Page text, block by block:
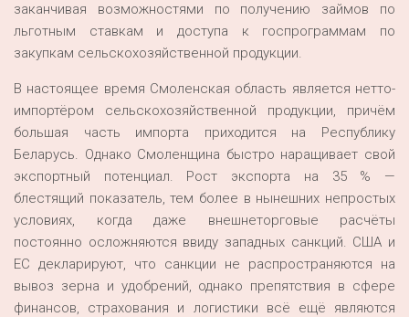
заканчивая возможностями по получению займов по
льготным ставкам и доступа к госпрограммам по
закупкам сельскохозяйственной продукции.
В настоящее время Смоленская область является нетто-
импортёром сельскохозяйственной продукции, причём
большая часть импорта приходится на Республику
Беларусь. Однако Смоленщина быстро наращивает свой
экспортный потенциал. Рост экспорта на 35 % —
блестящий показатель, тем более в нынешних непростых
условиях, когда даже внешнеторговые расчёты
постоянно осложняются ввиду западных санкций. США и
ЕС декларируют, что санкции не распространяются на
вывоз зерна и удобрений, однако препятствия в сфере
финансов, страхования и логистики всё ещё являются